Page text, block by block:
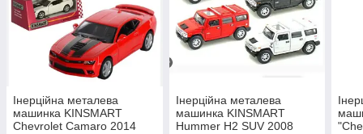
Інерційна металева
машинка KINSMART
Chevrolet Camaro 2014
Інерційна металева
машинка KINSMART
Hummer H2 SUV 2008